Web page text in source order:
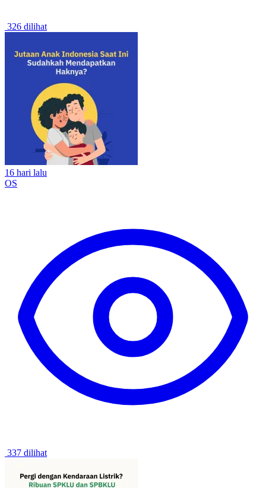
326 dilihat
16 hari lalu
OS
337 dilihat